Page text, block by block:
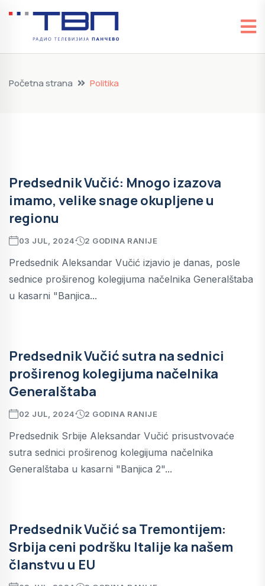
Početna strana Politika
Predsednik Vučić: Mnogo izazova
imamo, velike snage okupljene u
regionu
03 JUL, 2024 2 GODINA RANIJE
Predsednik Aleksandar Vučić izjavio je danas, posle
sednice proširenog kolegijuma načelnika Generalštaba
u kasarni "Banjica...
Predsednik Vučić sutra na sednici
proširenog kolegijuma načelnika
Generalštaba
02 JUL, 2024 2 GODINA RANIJE
Predsednik Srbije Aleksandar Vučić prisustvovaće
sutra sednici proširenog kolegijuma načelnika
Generalštaba u kasarni "Banjica 2"...
Predsednik Vučić sa Tremontijem:
Srbija ceni podršku Italije ka našem
članstvu u EU